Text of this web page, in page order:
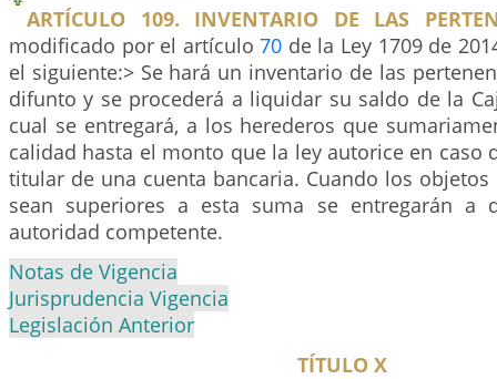
ARTÍCULO 109. INVENTARIO DE LAS
modificado por el artículo70 de la Ley 1709 de
el siguiente:> Se hará un inventario de las
difunto y se procederá a liquidar su saldo de la
cual se entregará, a los herederos que
calidad hasta el monto que la ley autorice en caso
titular de una cuenta bancaria. Cuando los
sean superiores a esta suma se entregarán a
autoridad competente.
Notas de Vigencia
Jurisprudencia Vigencia
Legislación Anterior
TÍTULO X